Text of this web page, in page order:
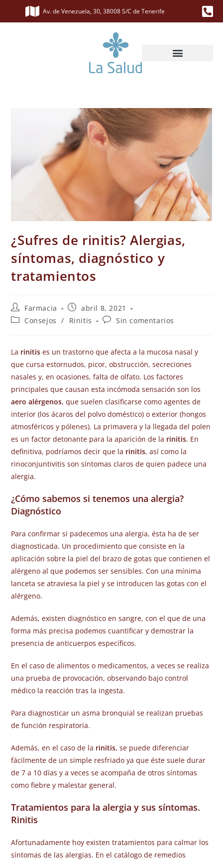
Av. de Venezuela, 30, 38008 S/C de Tenerife
¿Sufres de rinitis? Alergias,
síntomas, diagnóstico y
tratamientos
Farmacia
abril 8, 2021
Consejos
/ Rinitis Sin comentarios
La rinitis es un trastorno que afecta a la mucosa nasal y
que cursa estornudos, picor, obstrucción, secreciones
nasales y, en ocasiones, falta de olfato. Los factores
principales que causan esta incómoda sensación son los
aero alérgenos, que suelen clasificarse como agentes de
interior (los ácaros del polvo doméstico) o exterior (hongos
atmosféricos y pólenes). La primavera y la llegada del polen
es un factor detonante para la aparición de la rinitis. En
definitiva, podríamos decir que la rinitis, así como la
rinoconjuntivitis son síntomas claros de quien padece una
alergia.
¿Cómo sabemos si tenemos una alergia?
Diagnóstico
Para confirmar si padecemos una alergia, ésta ha de ser
diagnosticada. Un procedimiento que consiste en la
aplicación sobre la piel del brazo de gotas que contienen el
alérgeno al que podemos ser sensibles. Con una mínima
lanceta se atraviesa la piel y se introducen las gotas con el
alérgeno.
Además, existen diagnóstico en sangre, con el que de una
forma más precisa podemos cuantificar y demostrar la
presencia de anticuerpos específicos.
En el caso de alimentos o medicamentos, a veces se realiza
una prueba de provocación, observando bajo control
médico la reacción tras la ingesta.
Para diagnosticar un asma bronquial se realizan pruebas
de función respiratoria.
Además, en el caso de la rinitis, se puede diferenciar
fácilmente de un simple resfriado ya que éste suele durar
de 7 a 10 días y a veces se acompaña de otros síntomas
como fiebre y malestar general.
Tratamientos para la alergia y sus síntomas.
Rinitis
Afortunadamente hoy existen tratamientos para calmar los
síntomas de las alergias. En el catálogo de remedios